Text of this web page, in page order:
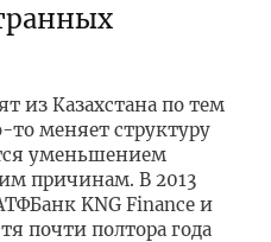
из Казахстана по тем
меняет структуру
уменьшением
причинам. В 2013
KNG Finance и
почти полтора года